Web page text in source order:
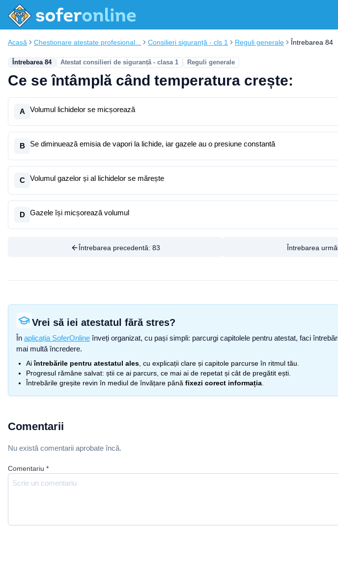
Acasă Chestionare atestate profesional... Consilieri siguranță - cls 1 Reguli generale Întrebarea 84
Întrebarea 84 Atestat consilieri de siguranță - clasa 1 Reguli generale
Ce se întâmplă când temperatura crește:
A Volumul lichidelor se micșorează
B Se diminuează emisia de vapori la lichide, iar gazele au o presiune constantă
C Volumul gazelor și al lichidelor se mărește
D Gazele își micșorează volumul
Întrebarea precedentă: 83 Întrebarea
Vrei să iei atestatul fără stres?
În aplicația SoferOnline înveți organizat, cu pași simpli: parcurgi capitolele pentru atestat, faci
mai multă încredere.
Aiîntrebările pentru atestatul ales , cu explicații clare și capitole parcurse în ritmul tău.
Progresul rămâne salvat: știi ce ai parcurs, ce mai ai de repetat și cât de pregătit ești.
Întrebările greșite revin în mediul de învățare până fixezi corect informația
Comentarii
Nu există comentarii aprobate încă.
Comentariu *